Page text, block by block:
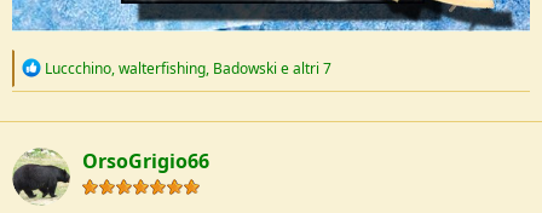
R
c
t
i
o
n
Luccchino,walterfishing, Badowski e altri 7
OrsoGrigio66